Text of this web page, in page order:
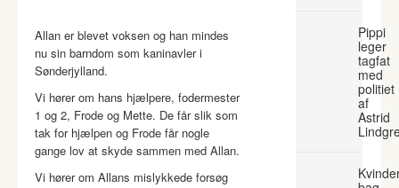
Allan er blevet voksen og han mindes
nu sin barndom som kaninavler i
Sønderjylland.
Vi hører om hans hjælpere, fodermester
1 og 2, Frode og Mette. De får slik som
tak for hjælpen og Frode får nogle
gange lov at skyde sammen med Allan.
Vi hører om Allans mislykkede forsøg
Pippi
leger
tagfat
med
politiet
af
Astrid